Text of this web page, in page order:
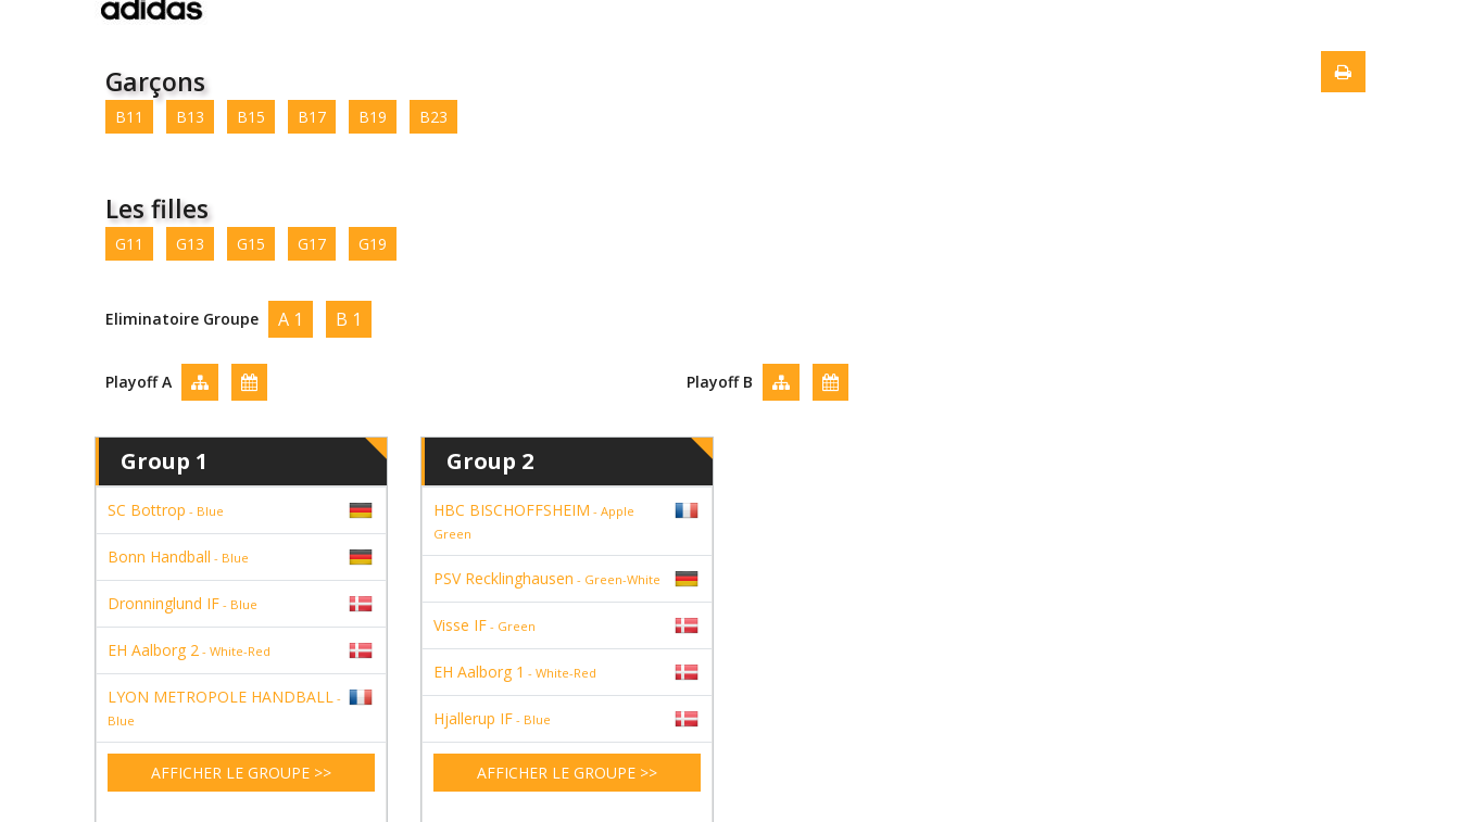
Garçons
B11 B13 B15 B17 B19 B23
Les filles
G11 G13 G15 G17 G19
Eliminatoire Groupe A 1 B 1
Playoff A Playoff B
Group 1
SC Bottrop - Blue
Bonn Handball - Blue
Dronninglund IF - Blue
EH Aalborg 2 - White-Red
LYON METROPOLE HANDBALL -
Blue
AFFICHER LE GROUPE >>
Group 2
HBC BISCHOFFSHEIM - Apple
Green
PSV Recklinghausen - Green-White
Visse IF - Green
EH Aalborg 1 - White-Red
Hjallerup IF - Blue
AFFICHER LE GROUPE >>